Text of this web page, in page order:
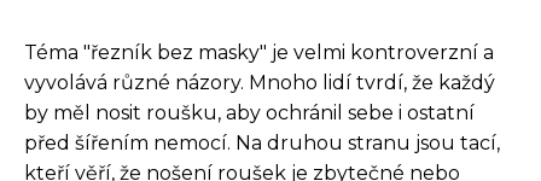
Téma "řezník bez masky" je velmi kontroverzní a
vyvolává různé názory. Mnoho lidí tvrdí, že každý
by měl nosit roušku, aby ochránil sebe i ostatní
před šířením nemocí. Na druhou stranu jsou tací,
kteří věří, že nošení roušek je zbytečné nebo